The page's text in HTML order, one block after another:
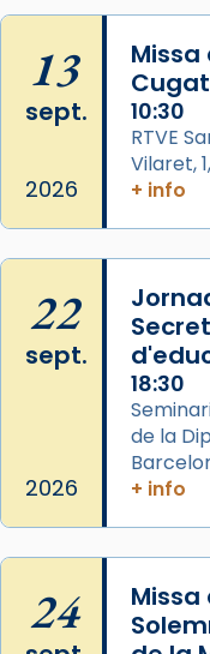
Mons. David
📸 Dr. G. Simón
View on Facebook ·
Memòria de les
Semproniana,
Acompanyant
partir de l’Edat
que les santes
Semproniana
eterna”) són
frare Joan
Foto
13
sept.
2026
Missa
10:30
RTVE
Vilaret,
+ info
22
sept.
2026
18:30
de la
+ info
24